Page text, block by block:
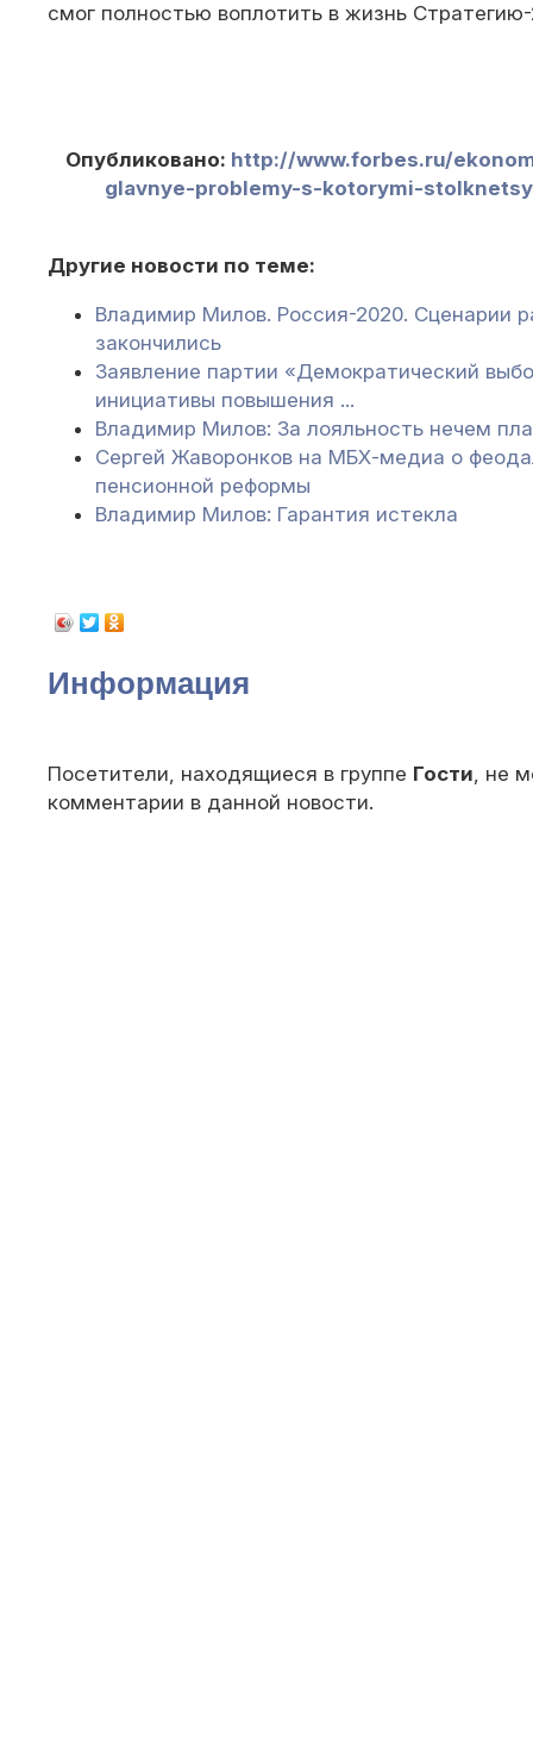
смог полностью воплотить в жизнь
Опубликовано: http://www.forbes.ru/
glavnye-problemy-s-kotorymi-
Другие новости по теме:
Владимир Милов. Россия-2020. Сценарии
закончились
Заявление партии «Демократический
инициативы повышения ...
Владимир Милов: За лояльность нечем
Сергей Жаворонков на МБХ-медиа о
пенсионной реформы
Владимир Милов: Гарантия истекла
Информация
Посетители, находящиеся в группе Гости, не
комментарии в данной новости.